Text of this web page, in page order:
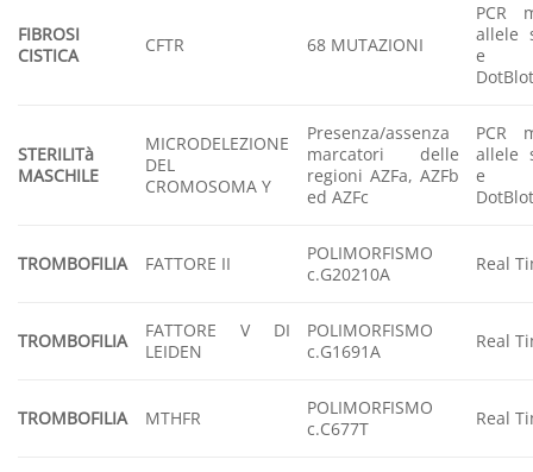
FIBROSI
CISTICA
CFTR 68 MUTAZIONI
PCR
allele
e
STERILITà
MASCHILE
MICRODELEZIONE
DEL
CROMOSOMA Y
Presenza/assenza
marcatori delle
regioni AZFa, AZFb
ed AZFc
PCR
allele
e
TROMBOFILIA FATTORE II
POLIMORFISMO
c.G20210A
Real
TROMBOFILIA
FATTORE V DI
LEIDEN
POLIMORFISMO
c.G1691A
Real
TROMBOFILIA MTHFR
POLIMORFISMO
c.C677T
Real